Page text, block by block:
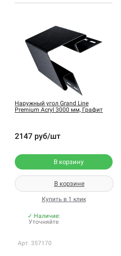
Наружный угол Grand Line
Premium Acryl 3000 мм, Графит
2147 руб/шт
В корзину
В корзине
Купить в 1 клик
✓ Наличие:
Уточняйте
Арт. 357170